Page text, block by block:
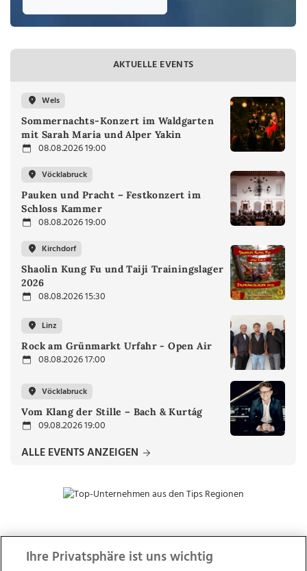
AKTUELLE EVENTS
Wels
Sommernachts-Konzert im Waldgarten
mit Sarah Maria und Alper Yakin
08.08.2026 19:00
Vöcklabruck
Pauken und Pracht – Festkonzert im
Schloss Kammer
08.08.2026 19:00
Kirchdorf
Shaolin Kung Fu und Taiji Trainingslager
2026
08.08.2026 15:30
Linz
Rock am Grünmarkt Urfahr - Open Air
08.08.2026 17:00
Vöcklabruck
Vom Klang der Stille – Bach & Kurtág
09.08.2026 19:00
ALLE EVENTS ANZEIGEN
ZUR NACHRICHTENÜBERSICHT
Ihre Privatsphäre ist uns wichtig